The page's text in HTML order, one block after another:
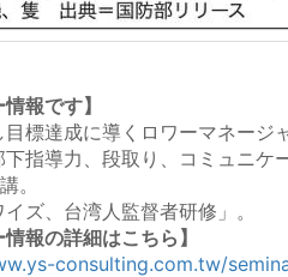
情報です】
目標達成に導くロワーマネー
下指導力、段取り、コミュニケ
。
ズ、台湾人監督者研修」。
情報の詳細はこちら】
consulting.com.tw/